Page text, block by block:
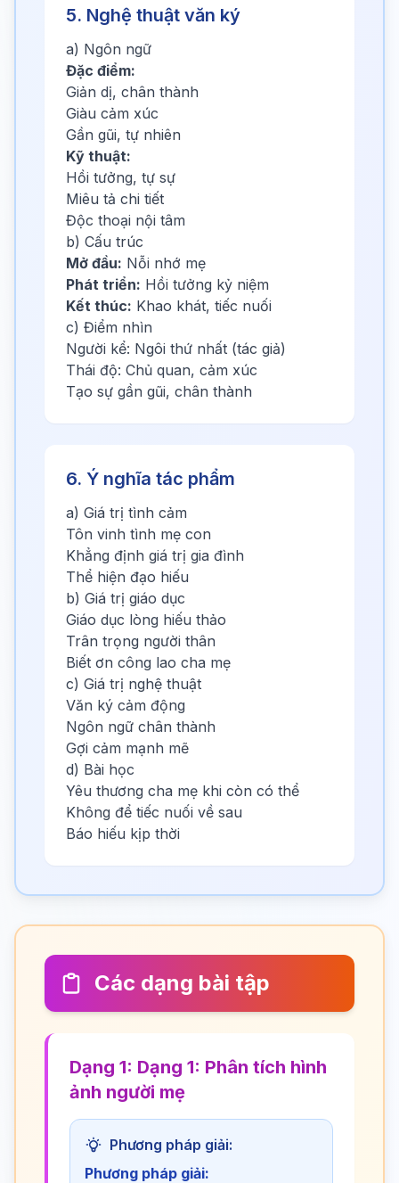
5. Nghệ thuật văn ký
a) Ngôn ngữ
Đặc điểm:
Giản dị, chân thành
Giàu cảm xúc
Gần gũi, tự nhiên
Kỹ thuật:
Hồi tưởng, tự sự
Miêu tả chi tiết
Độc thoại nội tâm
b) Cấu trúc
Mở đầu: Nỗi nhớ mẹ
Phát triển: Hồi tưởng kỷ niệm
Kết thúc: Khao khát, tiếc nuối
c) Điểm nhìn
Người kể: Ngôi thứ nhất (tác giả)
Thái độ: Chủ quan, cảm xúc
Tạo sự gần gũi, chân thành
6. Ý nghĩa tác phẩm
a) Giá trị tình cảm
Tôn vinh tình mẹ con
Khẳng định giá trị gia đình
Thể hiện đạo hiếu
b) Giá trị giáo dục
Giáo dục lòng hiếu thảo
Trân trọng người thân
Biết ơn công lao cha mẹ
c) Giá trị nghệ thuật
Văn ký cảm động
Ngôn ngữ chân thành
Gợi cảm mạnh mẽ
d) Bài học
Yêu thương cha mẹ khi còn có thể
Không để tiếc nuối về sau
Báo hiếu kịp thời
Các dạng bài tập
Dạng 1: Dạng 1: Phân tích hình
ảnh người mẹ
Phương pháp giải:
Phương pháp giải: